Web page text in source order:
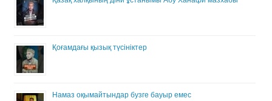
Қоғамдағы қызық түсініктер
Намаз оқымайтындар бузге бауыр емес